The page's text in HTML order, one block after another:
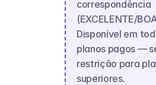
correspondência
(EXCELENTE/
Disponível em
planos pagos —
restrição para
superiores.